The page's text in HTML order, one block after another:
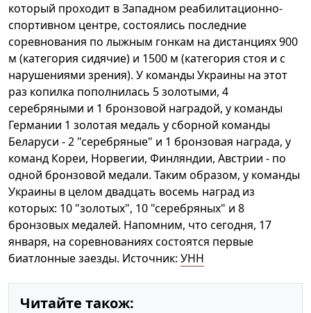
который проходит в Западном реабилитационно-
спортивном центре, состоялись последние
соревнования по лыжным гонкам на дистанциях 900
м (категория сидячие) и 1500 м (категория стоя и с
нарушениями зрения). У команды Украины на этот
раз копилка пополнилась 5 золотыми, 4
серебряными и 1 бронзовой наградой, у команды
Германии 1 золотая медаль у сборной команды
Беларуси - 2 "серебряные" и 1 бронзовая награда, у
команд Кореи, Норвегии, Финляндии, Австрии - по
одной бронзовой медали. Таким образом, у команды
Украины в целом двадцать восемь наград из
которых: 10 "золотых", 10 "серебряных" и 8
бронзовых медалей. Напомним, что сегодня, 17
января, на соревнованиях состоятся первые
биатлонные заезды. Источник: УНН
Читайте також: